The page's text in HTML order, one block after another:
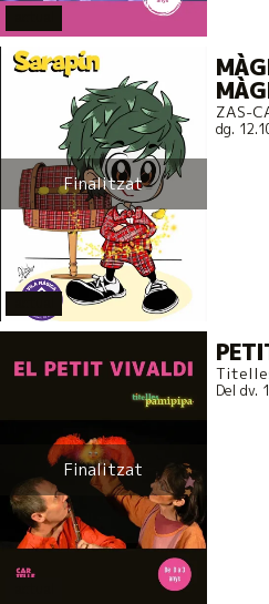
Finalitzat
ZAS-
dg.
Finalitzat
Del dv.